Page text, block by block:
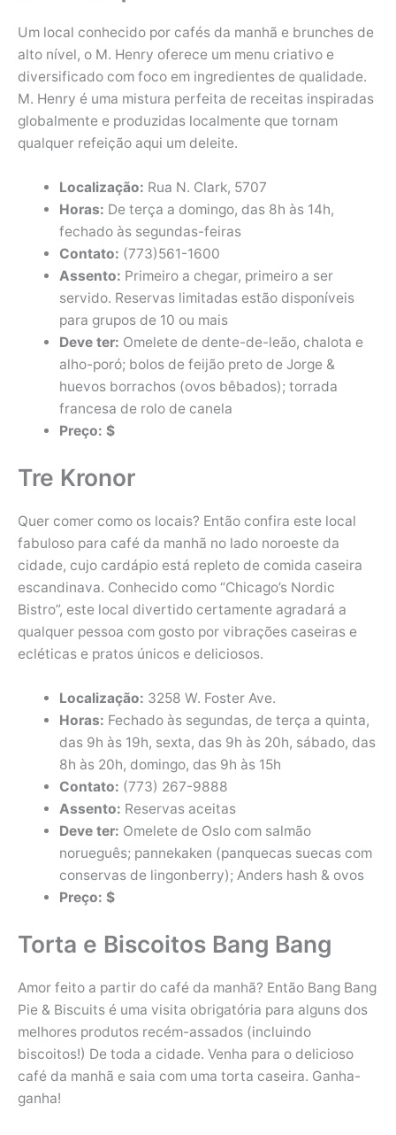
Um local conhecido por cafés da manhã e brunches de
alto nível, o M. Henry oferece um menu criativo e
diversificado com foco em ingredientes de qualidade.
M. Henry é uma mistura perfeita de receitas inspiradas
globalmente e produzidas localmente que tornam
qualquer refeição aqui um deleite.
Localização: Rua N. Clark, 5707
Horas: De terça a domingo, das 8h às 14h,
fechado às segundas-feiras
Contato: (773)561-1600
Assento: Primeiro a chegar, primeiro a ser
servido. Reservas limitadas estão disponíveis
para grupos de 10 ou mais
Deve ter: Omelete de dente-de-leão, chalota e
alho-poró; bolos de feijão preto de Jorge &
huevos borrachos (ovos bêbados); torrada
francesa de rolo de canela
Preço: $
Tre Kronor
Quer comer como os locais? Então confira este local
fabuloso para café da manhã no lado noroeste da
cidade, cujo cardápio está repleto de comida caseira
escandinava. Conhecido como “Chicago’s Nordic
Bistro”, este local divertido certamente agradará a
qualquer pessoa com gosto por vibrações caseiras e
ecléticas e pratos únicos e deliciosos.
Localização: 3258 W. Foster Ave.
Horas: Fechado às segundas, de terça a quinta,
das 9h às 19h, sexta, das 9h às 20h, sábado, das
8h às 20h, domingo, das 9h às 15h
Contato: (773) 267-9888
Assento: Reservas aceitas
Deve ter: Omelete de Oslo com salmão
norueguês; pannekaken (panquecas suecas com
conservas de lingonberry); Anders hash & ovos
Preço: $
Torta e Biscoitos Bang Bang
Amor feito a partir do café da manhã? Então Bang Bang
Pie & Biscuits é uma visita obrigatória para alguns dos
melhores produtos recém-assados ​​(incluindo
biscoitos!) De toda a cidade. Venha para o delicioso
café da manhã e saia com uma torta caseira. Ganha-
ganha!